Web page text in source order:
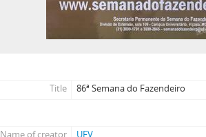
Title 86ª Semana do Fazendeiro
Name of creator UFV